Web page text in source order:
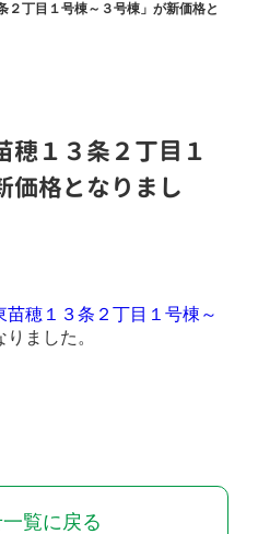
２丁目１号棟～３号棟」が新価格と
穂１３条２丁目１
価格となりまし
苗穂１３条２丁目１号棟～
ました。
覧に戻る